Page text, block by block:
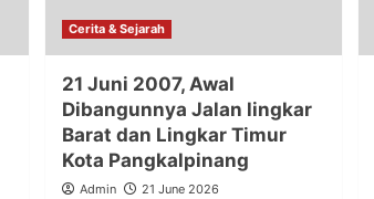
Cerita & Sejarah
21 Juni 2007, Awal
Dibangunnya Jalan lingkar
Barat dan Lingkar Timur
Kota Pangkalpinang
Admin 21 June 2026